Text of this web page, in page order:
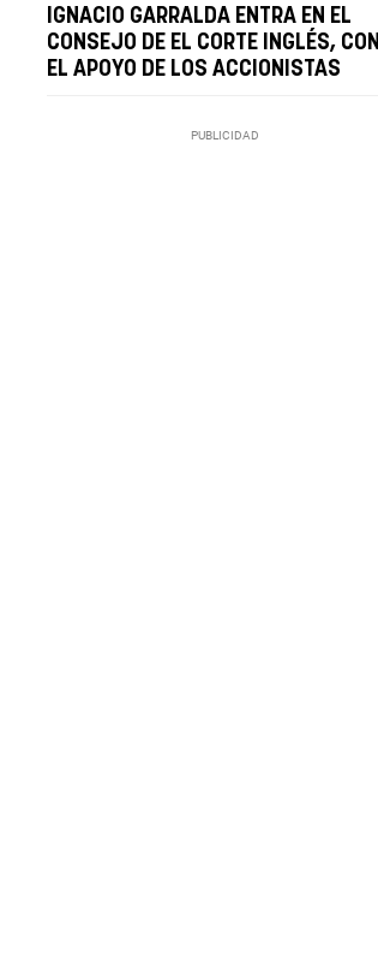
IGNACIO GARRALDA ENTRA EN EL
CONSEJO DE EL CORTE INGLÉS, CON
EL APOYO DE LOS ACCIONISTAS